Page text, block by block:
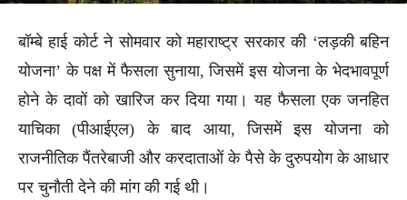
बॉम्बे हाई कोर्ट ने सोमवार को महाराष्ट्र सरकार की ‘लड़की बहिन
योजना’ के पक्ष में फैसला सुनाया, जिसमें इस योजना के भेदभावपूर्ण
होने के दावों को खारिज कर दिया गया। यह फैसला एक जनहित
याचिका (पीआईएल) के बाद आया, जिसमें इस योजना को
राजनीतिक पैंतरेबाजी और करदाताओं के पैसे के दुरुपयोग के आधार
पर चुनौती देने की मांग की गई थी।